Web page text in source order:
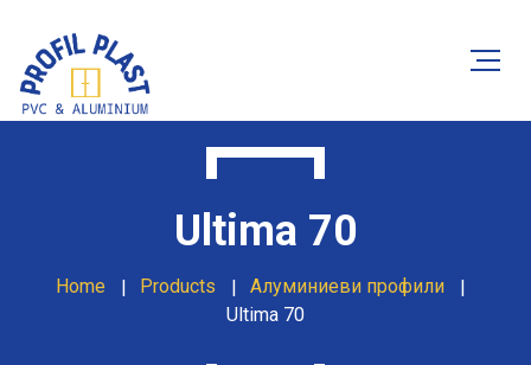
Ultima 70
Home Products
Алуминиеви профили
Ultima 70